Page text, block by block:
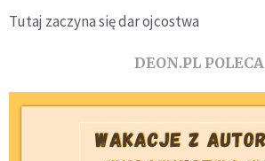
Tutaj zaczyna się dar ojcostwa
DEON.PL POLECA